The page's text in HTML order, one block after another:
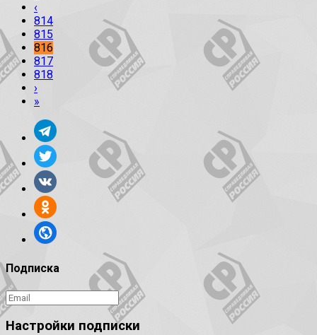
‹
814
815
816
817
818
›
»
Подписка
Настройки подписки